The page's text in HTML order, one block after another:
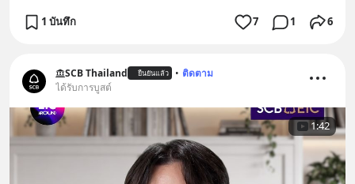
1 บันทึก 7 1 6
SCB Thailand ยืนยันแล้ว • ติดตาม
ได้รับการบูสต์
1:42